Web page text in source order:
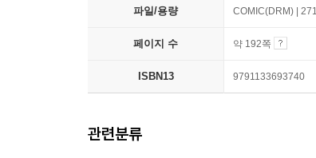
파일/용량 COMIC(DRM) |
페이지 수 약 192쪽
ISBN13 9791133693740
관련분류